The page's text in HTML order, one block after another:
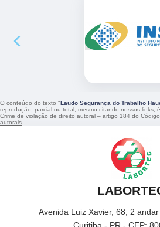
‹
O conteúdo do texto " Laudo Segurança do Trabalho
reprodução, parcial ou total, mesmo citando nossos links,
Crime de violação de direito autoral – artigo 184 do
autorais.
Avenida Luiz Xavier, 68, 2